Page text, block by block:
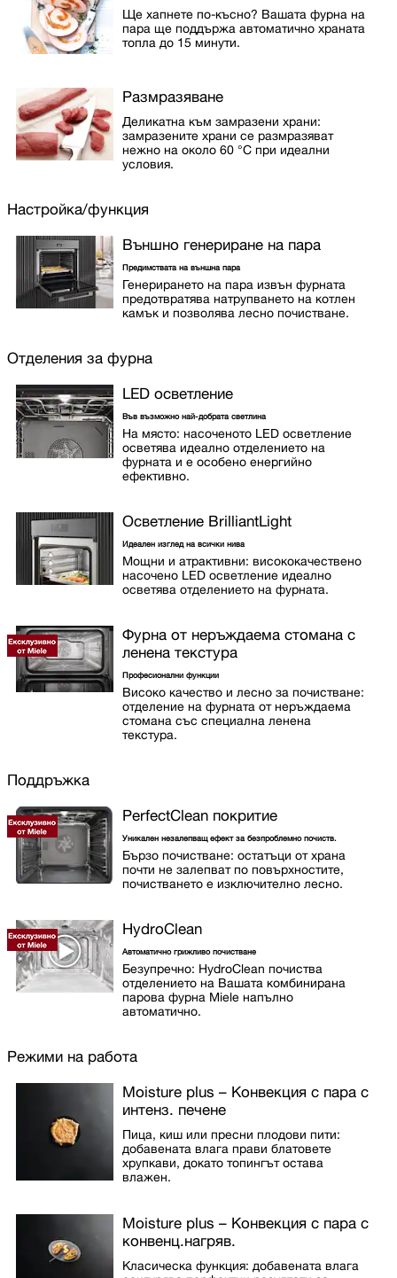
Ще хапнете по-късно? Вашата фурна на
пара ще поддържа автоматично храната
топла до 15 минути.
Размразяване
Деликатна към замразени храни:
замразените храни се размразяват
нежно на около 60 °C при идеални
условия.
Настройка/функция
Външно генериране на пара
Предимствата на външна пара
Генерирането на пара извън фурната
предотвратява натрупването на котлен
камък и позволява лесно почистване.
Отделения за фурна
LED осветление
Във възможно най-добрата светлина
На място: насоченото LED осветление
осветява идеално отделението на
фурната и е особено енергийно
ефективно.
Осветление BrilliantLight
Идеален изглед на всички нива
Мощни и атрактивни: висококачествено
насочено LED осветление идеално
осветява отделението на фурната.
Фурна от неръждаема стомана с
ленена текстура
Професионални функции
Високо качество и лесно за почистване:
отделение на фурната от неръждаема
стомана със специална ленена
текстура.
Поддръжка
PerfectClean покритие
Уникален незалепващ ефект за безпроблемно почиств.
Бързо почистване: остатъци от храна
почти не залепват по повърхностите,
почистването е изключително лесно.
HydroClean
Автоматично грижливо почистване
Безупречно: HydroClean почиства
отделението на Вашата комбинирана
парова фурна Miele напълно
автоматично.
Режими на работа
Moisture plus – Конвекция с пара с
интенз. печене
Пица, киш или пресни плодови пити:
добавената влага прави блатовете
хрупкави, докато топингът остава
влажен.
Moisture plus – Конвекция с пара с
конвенц.нагряв.
Класическа функция: добавената влага